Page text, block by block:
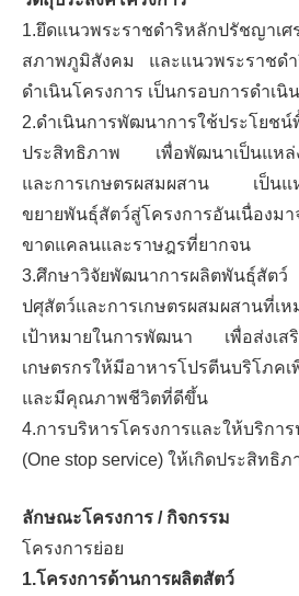
1.ยึดแนวพระราชดำริหลักปรัชญาเศ
สภาพภูมิสังคม และแนวพระราชด
ดำเนินโครงการ เป็นกรอบการดำเนิ
2.ดำเนินการพัฒนาการใช้ประโยช
ประสิทธิภาพ เพื่อพัฒนาเป็นแหล่ง
และการเกษตรผสมผสาน เป็นแ
ขยายพันธุ์สัตว์สู่โครงการอันเนื่องม
ขาดแคลนและราษฎรที่ยากจน
3.ศึกษาวิจัยพัฒนาการผลิตพันธุ์สัต
ปศุสัตว์และการเกษตรผสมผสานที่เ
เป้าหมายในการพัฒนา เพื่อส่งเส
เกษตรกรให้มีอาหารโปรตีนบริโภค
และมีคุณภาพชีวิตที่ดีขึ้น
4.การบริหารโครงการและให้บริกา
(One stop service) ให้เกิดประสิทธิ
ลักษณะโครงการ / กิจกรรม
โครงการย่อย
1.โครงการด้านการผลิตสัตว์